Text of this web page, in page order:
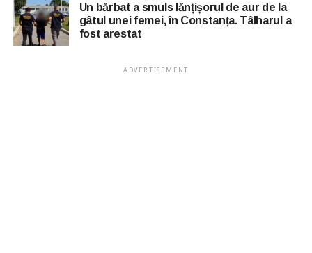
Un bărbat a smuls lănțișorul de aur de la
gâtul unei femei, în Constanța. Tâlharul a
fost arestat
ADVERTISEMENT